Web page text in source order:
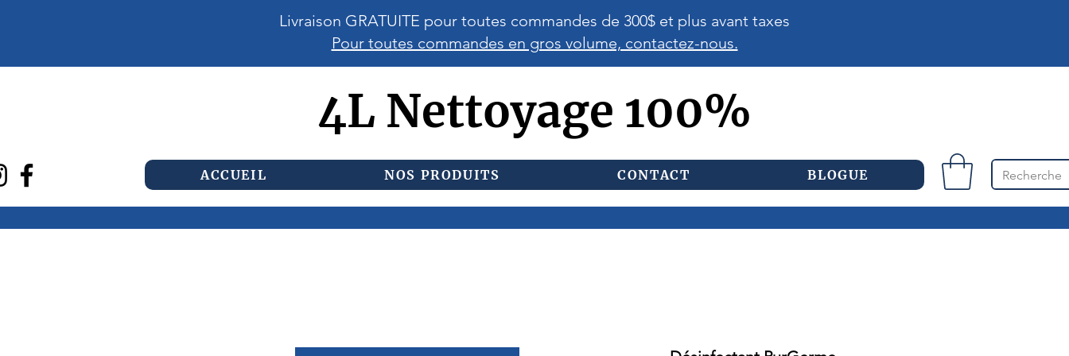
Livraison GRATUITE pour toutes commandes de 300$ et plus avant taxes
Pour toutes commandes en gros volume, contactez-nous.
4L Nettoyage 100%
ACCUEIL NOS PRODUITS CONTACT BLOGUE